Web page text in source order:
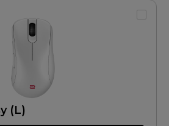
(L)